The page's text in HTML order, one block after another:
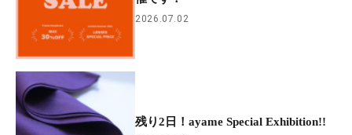
2026.07.02
残り2日！ayame Special Exhibition!!